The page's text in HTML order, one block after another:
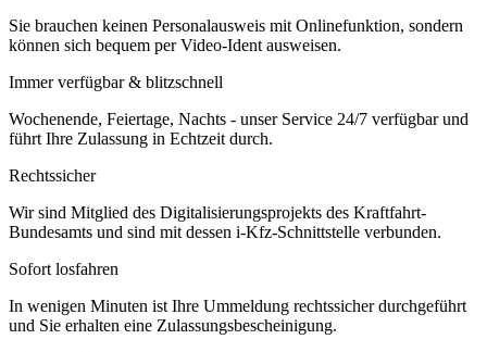
Sie brauchen keinen Personalausweis mit Onlinefunktion, sondern
können sich bequem per Video-Ident ausweisen.
Immer verfügbar & blitzschnell
Wochenende, Feiertage, Nachts - unser Service 24/7 verfügbar und
führt Ihre Zulassung in Echtzeit durch.
Rechtssicher
Wir sind Mitglied des Digitalisierungsprojekts des Kraftfahrt-
Bundesamts und sind mit dessen i-Kfz-Schnittstelle verbunden.
Sofort losfahren
In wenigen Minuten ist Ihre Ummeldung rechtssicher durchgeführt
und Sie erhalten eine Zulassungsbescheinigung.